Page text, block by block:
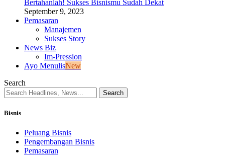
Bertahanlah! Sukses Bisnismu Sudah Dekat
September 9, 2023
Pemasaran
Manajemen
Sukses Story
News Biz
Im-Pression
Ayo MenulisNew
Search
Bisnis
Peluang Bisnis
Pengembangan Bisnis
Pemasaran